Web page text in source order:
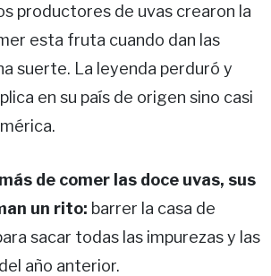
productores de uvas crearon la
esta fruta cuando dan las
suerte. La leyenda perduró y
en su país de origen sino casi
de comer las doce uvas, sus
un rito: barrer la casa de
sacar todas las impurezas y las
año anterior.